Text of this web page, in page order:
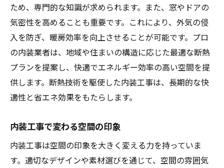
ため、専門的な知識が求められます。また、窓やドアの
気密性を高めることも重要です。これにより、外気の侵
入を防ぎ、暖房効率を向上させることが可能です。プロ
の内装業者は、地域や住まいの構造に応じた最適な断熱
プランを提案し、快適でエネルギー効率の高い空間を提
供します。断熱技術を駆使した内装工事は、長期的な快
適性と省エネ効果をもたらします。
内装工事で変わる空間の印象
内装工事は空間の印象を大きく変える力を持っていま
す。適切なデザインや素材選びを通じて、空間の雰囲気